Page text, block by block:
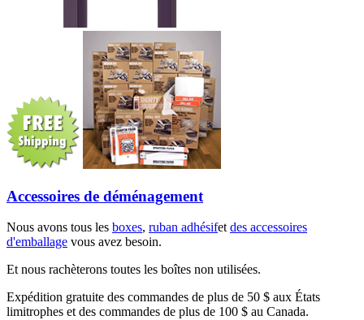
Accessoires de déménagement
Nous avons tous les boxes, ruban adhésifetdes accessoires
d'emballage vous avez besoin.
Et nous rachèterons toutes les boîtes non utilisées.
Expédition gratuite des commandes de plus de 50 $ aux États
limitrophes et des commandes de plus de 100 $ au Canada.